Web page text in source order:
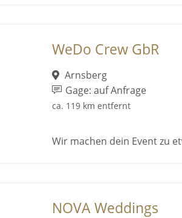
WeDo Crew GbR
Arnsberg
Gage: auf Anfrage
ca. 119 km entfernt
Wir machen dein Event zu
NOVA Weddings